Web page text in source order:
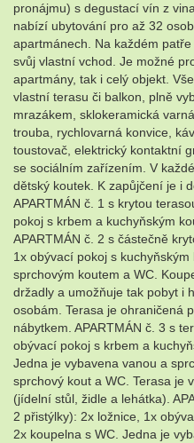
pronájmu) s degustací vín z
nabízí ubytování pro až 32
apartmánech. Na každém
svůj vlastní vchod. Je možné
apartmány, tak i celý objekt.
vlastní terasu či balkon, plně
mrazákem, sklokeramická
trouba, rychlovarná konvice,
toustovač, elektrický kontaktní
se sociálním zařízením. V
dětský koutek. K zapůjčení je i
APARTMÁN č. 1 s krytou
pokoj s krbem a kuchyňským
APARTMÁN č. 2 s částečně
1x obývací pokoj s
sprchovým koutem a WC.
držadly a umožňuje tak pobyt i
osobám. Terasa je ohraničená
nábytkem. APARTMÁN č. 3 s
obývací pokoj s krbem a
Jedna je vybavena vanou a
sprchový kout a WC. Terasa je
(jídelní stůl, židle a lehátka).
2 přistýlky): 2x ložnice, 1x
2x koupelna s WC. Jedna je